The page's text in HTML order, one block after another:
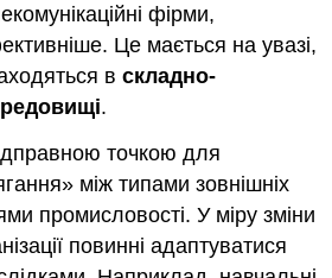
фірми,
Це мається на увазі,
вскладно-
.
точкою для
між типами зовнішніх
промисловості. У міру зміни
повинні адаптуватися